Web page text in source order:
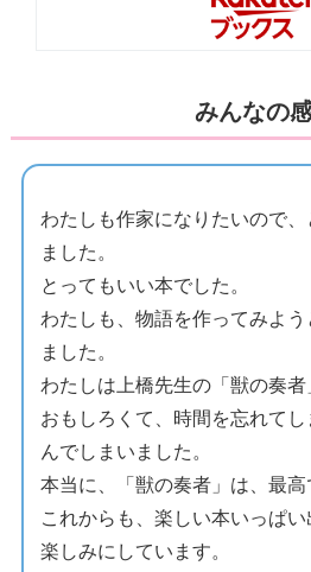
みんなの
わたしも作家になりたいので
ました。
とってもいい本でした。
わたしも、物語を作ってみよ
ました。
わたしは上橋先生の「獣の奏者
おもしろくて、時間を忘れて
んでしまいました。
本当に、「獣の奏者」は、最高
これからも、楽しい本いっぱい
楽しみにしています。